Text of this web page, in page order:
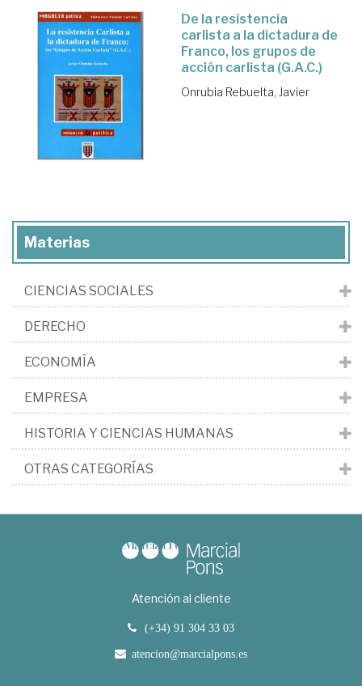
De la resistencia
carlista a la dictadura de
Franco, los grupos de
acción carlista (G.A.C.)
Onrubia Rebuelta, Javier
Materias
CIENCIAS SOCIALES
DERECHO
ECONOMÍA
EMPRESA
HISTORIA Y CIENCIAS HUMANAS
OTRAS CATEGORÍAS
Atención al cliente
(+34) 91 304 33 03
atencion@marcialpons.es